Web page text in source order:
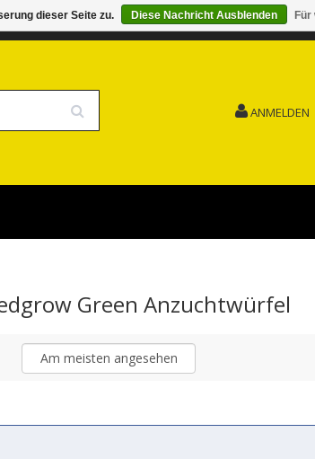
FEIERTAG
ANMELDEN
Green Anzuchtwürfel
Am meisten angesehen
dieser Seite zu. Diese Nachricht Ausblenden